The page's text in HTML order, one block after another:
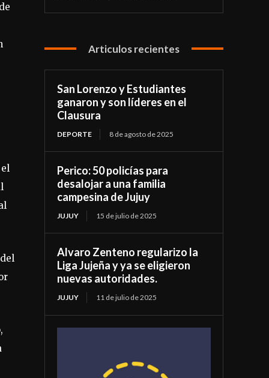
Articulos recientes
San Lorenzo y Estudiantes
ganaron y son líderes en el
Clausura
DEPORTE 8 de agosto de 2025
Perico: 50 policías para
desalojar a una familia
campesina de Jujuy
JUJUY 15 de julio de 2025
Alvaro Zenteno regularizo la
Liga Jujeña y ya se eligieron
nuevas autoridades.
JUJUY 11 de julio de 2025